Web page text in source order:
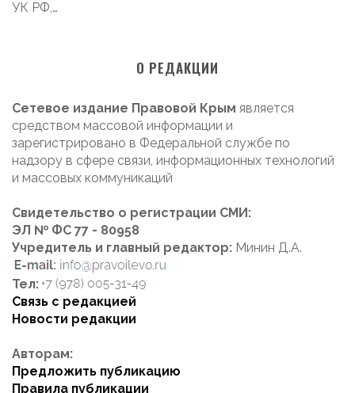
УК РФ,…
О РЕДАКЦИИ
Сетевое издание Правовой Крым является
средством массовой информации и
зарегистрировано в Федеральной службе по
надзору в сфере связи, информационных технологий
и массовых коммуникаций
Свидетельство о регистрации СМИ:
ЭЛ № ФС 77 - 80958
Учредитель и главный редактор: Минин Д.А.
Тел:
Связь с редакцией
Новости редакции
Авторам:
Предложить публикацию
Правила публикации